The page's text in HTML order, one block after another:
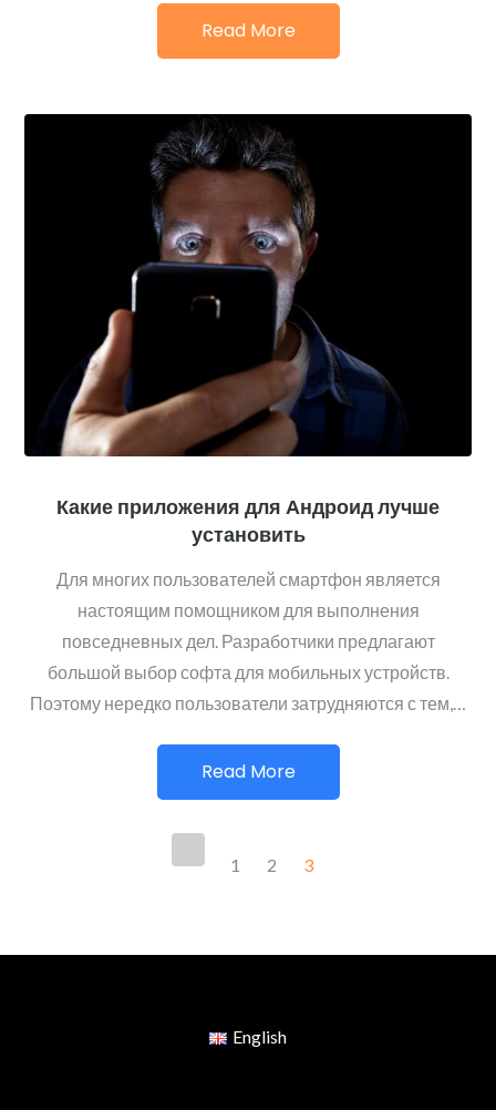
Read More
Какие приложения для Андроид лучше
установить
Для многих пользователей смартфон является
настоящим помощником для выполнения
повседневных дел. Разработчики предлагают
большой выбор софта для мобильных устройств.
Поэтому нередко пользователи затрудняются с тем,…
Read More
Пагинация
1 2 3
English